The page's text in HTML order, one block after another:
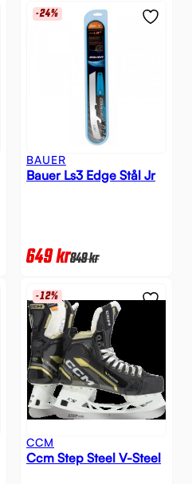
-24%
BAUER
Bauer Ls3 Edge Stål Jr
649kr849kr
-12%
CCM
Ccm Step Steel V-Steel